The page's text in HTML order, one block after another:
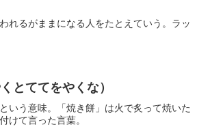
れるがままになる人をたとえていう。ラッ
とててをやくな）
いう意味。「焼き餅」は火で炙って焼いた
けて言った言葉。